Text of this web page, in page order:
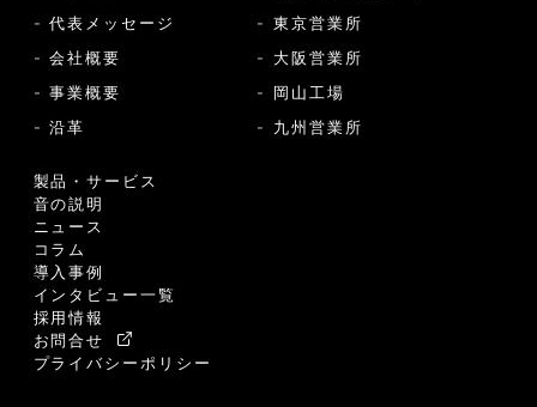
- 代表メッセージ
- 会社概要
- 事業概要
- 沿革
製品・サービス
音の説明
ニュース
コラム
導入事例
インタビュー一覧
採用情報
お問合せ
プライバシーポリシー
- 東京営業所
- 大阪営業所
- 岡山工場
- 九州営業所